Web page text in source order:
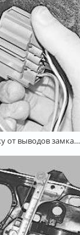
от выводов замка…